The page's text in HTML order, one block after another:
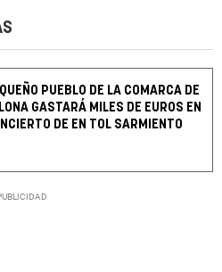
PUEBLO DE LA COMARCA DE
GASTARÁ MILES DE EUROS EN
DE EN TOL SARMIENTO